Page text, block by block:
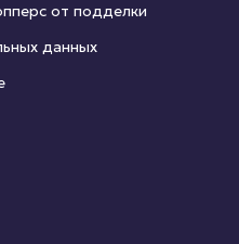
от подделки
данных